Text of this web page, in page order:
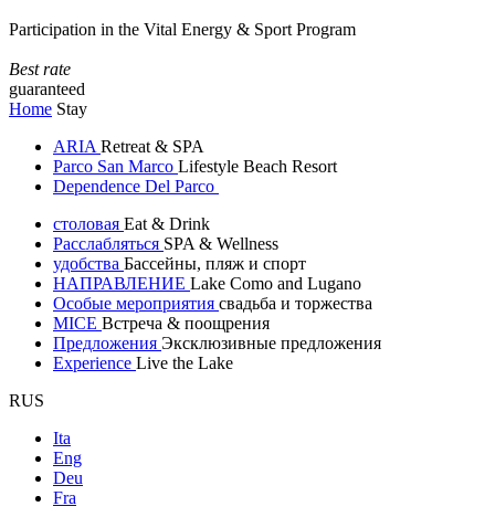
Participation in the Vital Energy & Sport Program
Best rate
guaranteed
Home Stay
ARIA Retreat & SPA
Parco San Marco Lifestyle Beach Resort
Dependence Del Parco
столовая Eat & Drink
Расслабляться SPA & Wellness
удобства Бассейны, пляж и спорт
НАПРАВЛЕНИЕ Lake Como and Lugano
Особые мероприятия свадьба и торжества
MICE Встреча & поощрения
Предложения Эксклюзивные предложения
Experience Live the Lake
RUS
Ita
Eng
Deu
Fra